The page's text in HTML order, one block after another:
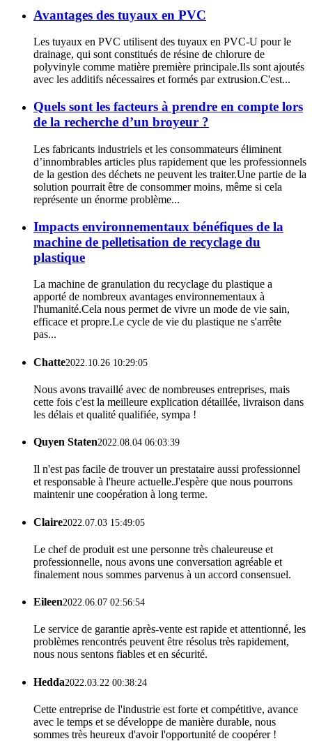
Avantages des tuyaux en PVC
Les tuyaux en PVC utilisent des tuyaux en PVC-U pour le
drainage, qui sont constitués de résine de chlorure de
polyvinyle comme matière première principale.Ils sont ajoutés
avec les additifs nécessaires et formés par extrusion.C'est...
Quels sont les facteurs à prendre en compte lors
de la recherche d’un broyeur ?
Les fabricants industriels et les consommateurs éliminent
d’innombrables articles plus rapidement que les professionnels
de la gestion des déchets ne peuvent les traiter.Une partie de la
solution pourrait être de consommer moins, même si cela
représente un énorme problème...
Impacts environnementaux bénéfiques de la
machine de pelletisation de recyclage du
plastique
La machine de granulation du recyclage du plastique a
apporté de nombreux avantages environnementaux à
l'humanité.Cela nous permet de vivre un mode de vie sain,
efficace et propre.Le cycle de vie du plastique ne s'arrête
pas...
Chatte2022.10.26 10:29:05
Nous avons travaillé avec de nombreuses entreprises, mais
cette fois c'est la meilleure explication détaillée, livraison dans
les délais et qualité qualifiée, sympa !
Quyen Staten2022.08.04 06:03:39
Il n'est pas facile de trouver un prestataire aussi professionnel
et responsable à l'heure actuelle.J'espère que nous pourrons
maintenir une coopération à long terme.
Claire2022.07.03 15:49:05
Le chef de produit est une personne très chaleureuse et
professionnelle, nous avons une conversation agréable et
finalement nous sommes parvenus à un accord consensuel.
Eileen2022.06.07 02:56:54
Le service de garantie après-vente est rapide et attentionné, les
problèmes rencontrés peuvent être résolus très rapidement,
nous nous sentons fiables et en sécurité.
Hedda2022.03.22 00:38:24
Cette entreprise de l'industrie est forte et compétitive, avance
avec le temps et se développe de manière durable, nous
sommes très heureux d'avoir l'opportunité de coopérer !